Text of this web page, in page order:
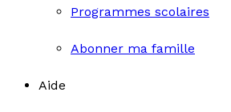
Programmes scolaires
Abonner ma famille
Aide